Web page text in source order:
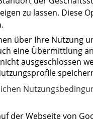
zu lassen. Diese
über Ihre Nutzung
eine Übermittlung
ausgeschlossen
der Webseite von